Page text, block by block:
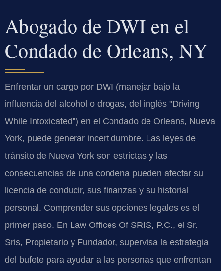
Abogado de DWI en el
Condado de Orleans, NY
Enfrentar un cargo por DWI (manejar bajo la
influencia del alcohol o drogas, del inglés "Driving
While Intoxicated") en el Condado de Orleans, Nueva
York, puede generar incertidumbre. Las leyes de
tránsito de Nueva York son estrictas y las
consecuencias de una condena pueden afectar su
licencia de conducir, sus finanzas y su historial
personal. Comprender sus opciones legales es el
primer paso. En Law Offices Of SRIS, P.C., el Sr.
Sris, Propietario y Fundador, supervisa la estrategia
del bufete para ayudar a las personas que enfrentan